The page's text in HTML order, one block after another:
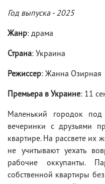
Год выпуска - 2025
Жанр: драма
Страна: Украина
Режиссер: Жанна Озирная
Премьера в Украине: 11
Маленький городок
вечеринки с друзьями
квартире. На рассвете их
не учитывают уехать
рабочие оккупанты.
собственной квартиры